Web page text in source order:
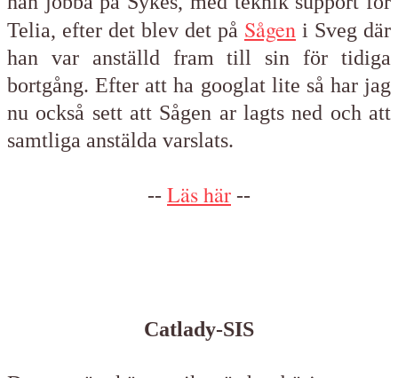
Telia, efter det blev det på Sågen i Sveg där
han var anställd fram till sin för tidiga
bortgång. Efter att ha googlat lite så har jag
nu också sett att Sågen ar lagts ned och att
samtliga anstälda varslats.
-- Läs här --
Catlady-SIS